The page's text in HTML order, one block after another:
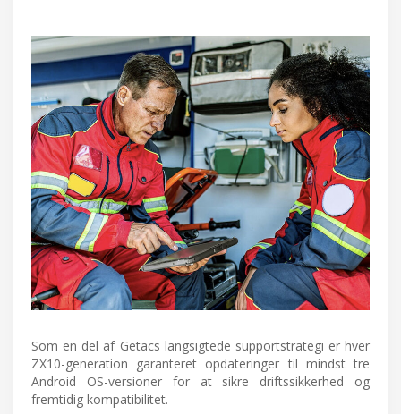
Som en del af Getacs langsigtede supportstrategi er hver
ZX10-generation garanteret opdateringer til mindst tre
Android OS-versioner for at sikre driftssikkerhed og
fremtidig kompatibilitet.